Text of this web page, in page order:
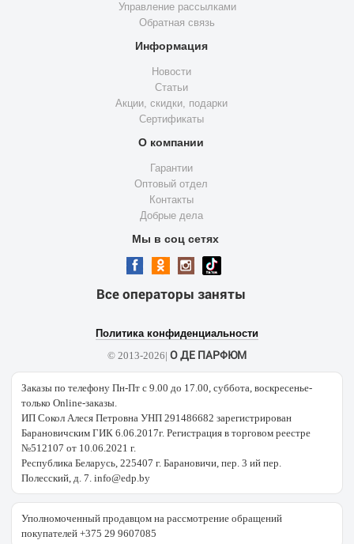
Управление рассылками
Обратная связь
Информация
Новости
Статьи
Акции, скидки, подарки
Сертификаты
О компании
Гарантии
Оптовый отдел
Контакты
Добрые дела
Мы в соц сетях
Все операторы заняты
Политика конфиденциальности
© 2013-2026| О ДЕ ПАРФЮМ
Заказы по телефону Пн-Пт с 9.00 до 17.00, суббота, воскресенье-
только Online-заказы.
ИП Сокол Алеся Петровна УНП 291486682 зарегистрирован
Барановичским ГИК 6.06.2017г. Регистрация в торговом реестре
№512107 от 10.06.2021 г.
Республика Беларусь, 225407 г. Барановичи, пер. 3 ий пер.
Полесский, д. 7. info@edp.by
Уполномоченный продавцом на рассмотрение обращений
покупателей +375 29 9607085